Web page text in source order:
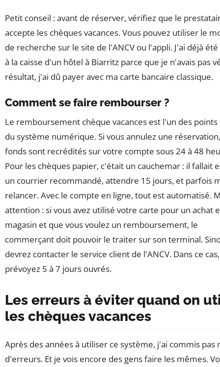
Petit conseil : avant de réserver, vérifiez que le
accepte les chèques vacances. Vous pouvez utiliser le
de recherche sur le site de l'ANCV ou l'appli. J'ai déjà
à la caisse d'un hôtel à Biarritz parce que je n'avais pas
résultat, j'ai dû payer avec ma carte bancaire classique.
Comment se faire rembourser ?
Le remboursement chèque vacances est l'un des
du système numérique. Si vous annulez une
fonds sont recrédités sur votre compte sous 24 à 48
Pour les chèques papier, c'était un cauchemar : il fallait
un courrier recommandé, attendre 15 jours, et parfois
relancer. Avec le compte en ligne, tout est automatisé.
attention : si vous avez utilisé votre carte pour un achat
magasin et que vous voulez un remboursement, le
commerçant doit pouvoir le traiter sur son terminal.
devrez contacter le service client de l'ANCV. Dans ce cas,
prévoyez 5 à 7 jours ouvrés.
Les erreurs à éviter quand on
les chèques vacances
Après des années à utiliser ce système, j'ai commis pas
d'erreurs. Et je vois encore des gens faire les mêmes.